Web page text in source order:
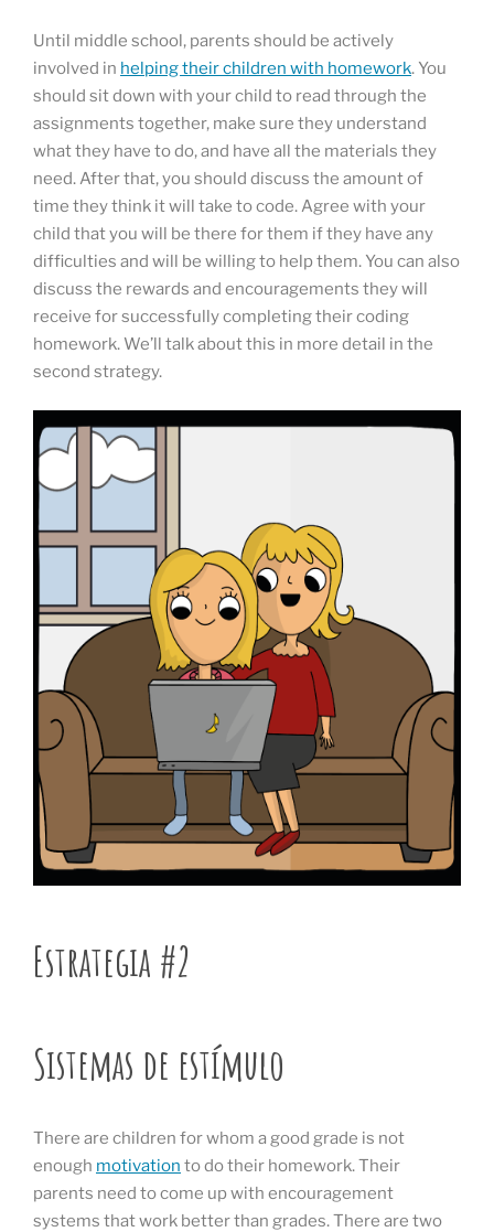
Until middle school, parents should be actively
involved in helping their children with homework. You
should sit down with your child to read through the
assignments together, make sure they understand
what they have to do, and have all the materials they
need. After that, you should discuss the amount of
time they think it will take to code. Agree with your
child that you will be there for them if they have any
difficulties and will be willing to help them. You can also
discuss the rewards and encouragements they will
receive for successfully completing their coding
homework. We’ll talk about this in more detail in the
second strategy.
Estrategia #2
Sistemas de estímulo
There are children for whom a good grade is not
enough motivation to do their homework. Their
parents need to come up with encouragement
systems that work better than grades. There are two